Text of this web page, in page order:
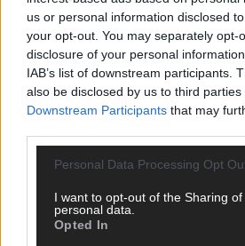
us or personal information disclosed
your opt-out. You may separately opt-
disclosure of your personal
IAB’s list of downstream participants.
also be disclosed by us to third parties
Downstream Participants that may
Personal Data Processing Opt
I want to opt-out of the Sharing of
personal data.
Opted In
EUROVISION
ESC 2026 Finale: JJ mit Mozart-
Allstars und Parov Stelar als
Mai 2026
EUROVISION
ESC 2026 Grand Final:
Mai 2026